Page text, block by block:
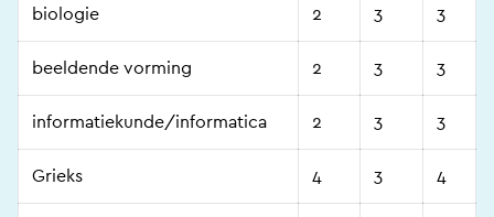
biologie 2 3 3
beeldende vorming 2 3 3
informatiekunde/informatica 2 3 3
Grieks 4 3 4